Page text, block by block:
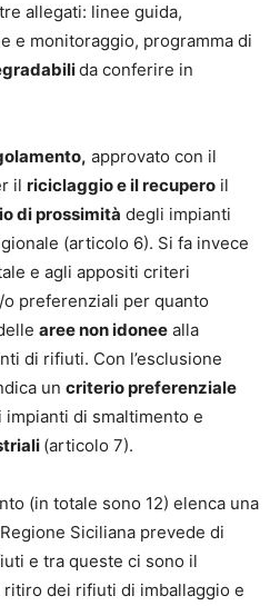
allegati: linee guida,
e monitoraggio, programma di
da conferire in
approvato con il
il riciclaggio e il recupero il
di prossimità degli impianti
(articolo 6). Si fa invece
e agli appositi criteri
preferenziali per quanto
aree non idonee alla
di rifiuti. Con l’esclusione
un criterio preferenziale
di smaltimento e
(articolo 7).
(in totale sono 12) elenca una
Siciliana prevede di
e tra queste ci sono il
ritiro dei rifiuti di imballaggio e